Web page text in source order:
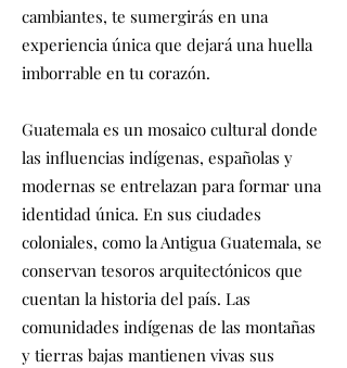
cambiantes, te sumergirás en una
experiencia única que dejará una huella
imborrable en tu corazón.
Guatemala es un mosaico cultural donde
las influencias indígenas, españolas y
modernas se entrelazan para formar una
identidad única. En sus ciudades
coloniales, como la Antigua Guatemala, se
conservan tesoros arquitectónicos que
cuentan la historia del país. Las
comunidades indígenas de las montañas
y tierras bajas mantienen vivas sus